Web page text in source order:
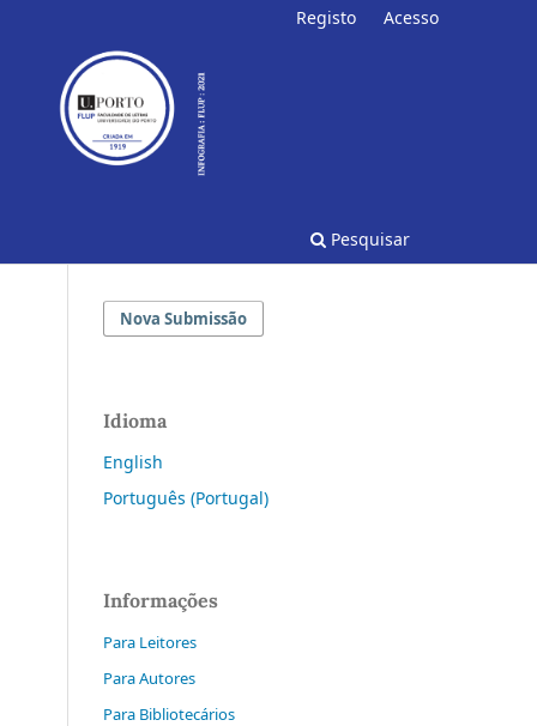
Pesquisar
Registo Acesso
Nova Submissão
Idioma
English
Português (Portugal)
Informações
Para Leitores
Para Autores
Para Bibliotecários